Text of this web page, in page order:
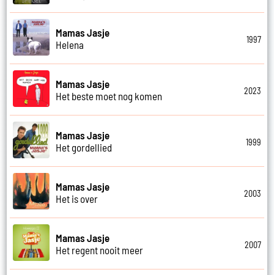
Mamas Jasje
Helena
1997
Mamas Jasje
Het beste moet nog komen
2023
Mamas Jasje
Het gordellied
1999
Mamas Jasje
Het is over
2003
Mamas Jasje
Het regent nooit meer
2007